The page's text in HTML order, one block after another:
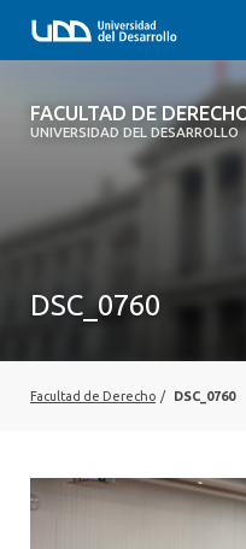
FACULTAD DE
UNIVERSIDAD DEL DESARROLLO
FACULTAD DE DERECHO
SOBRE LA FACULTAD
VINCULACIÓN CON EL MEDIO
DSC_0760
Facultad de Derecho / DSC_0760